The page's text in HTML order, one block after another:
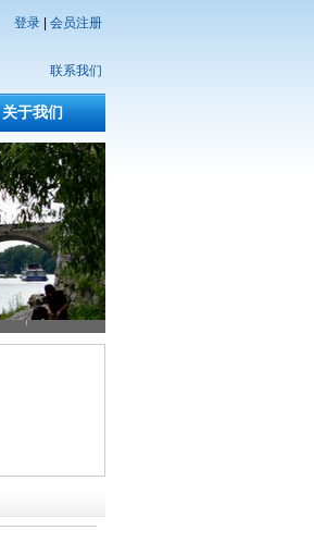
登录 会员注册
联系我们
关于我们